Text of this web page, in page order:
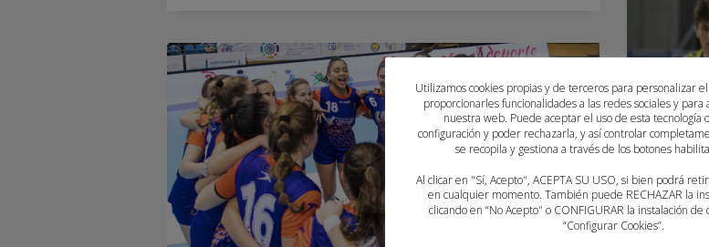
Utilizamos cookies propias y de terceros para personalizar
proporcionarles funcionalidades a las redes sociales y
nuestra web. Puede aceptar el uso de esta tecnología
configuración y poder rechazarla, y así controlar
se recopila y gestiona a través de los botones
Al clicar en "Sí, Acepto", ACEPTA SU USO, si bien podrá
en cualquier momento. También puede RECHAZAR la
clicando en “No Acepto" o CONFIGURAR la instalación de
“Configurar Cookies”.